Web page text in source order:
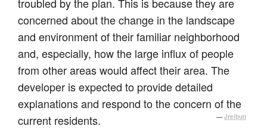
concerned about the change in the landscape
and environment of their familiar neighborhood
and, especially, how the large influx of people
from other areas would affect their area. The
developer is expected to provide detailed
explanations and respond to the concern of the
current residents.
— Jreibun